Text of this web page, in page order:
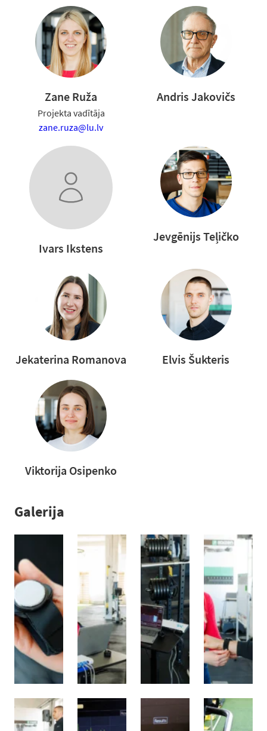
Zane Ruža
Projekta vadītāja
zane.ruza@lu.lv
Andris Jakovičs
Ivars Ikstens
Jevgēnijs Teļičko
Jekaterina Romanova Elvis Šukteris
Viktorija Osipenko
Galerija